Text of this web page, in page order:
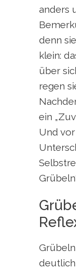
anders
denn
klein:
über
regen
ein
Und